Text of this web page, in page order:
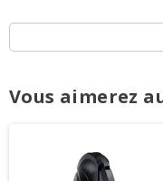
Vous aimerez